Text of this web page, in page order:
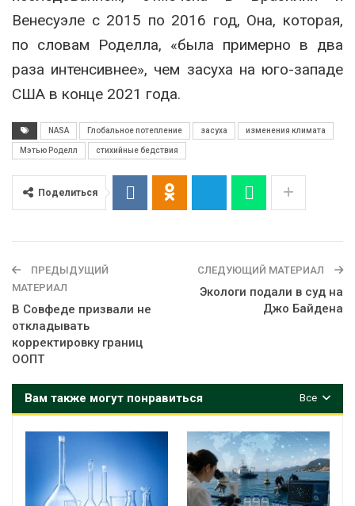
Венесуэле с 2015 по 2016 год, Она, которая,
по словам Роделла, «была примерно в два
раза интенсивнее», чем засуха на юго-западе
США в конце 2021 года.
NASA Глобальное потепление засуха изменения климата
Мэтью Роделл стихийные бедствия
Поделиться
ПРЕДЫДУЩИЙ
МАТЕРИАЛ
В Совфеде призвали не
откладывать
корректировку границ
ООПТ
СЛЕДУЮЩИЙ МАТЕРИАЛ
Экологи подали в суд на
Джо Байдена
Все
Вам также могут понравиться